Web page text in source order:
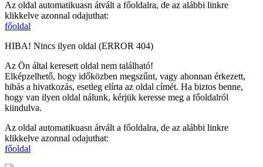
Az oldal automatikuasn átvált a főoldalra, de az alábbi linkre
klikkelve azonnal odajuthat:
főoldal
HIBA! Nincs ilyen oldal (ERROR 404)
Az Ön által keresett oldal nem található!
Elképzelhető, hogy időközben megszűnt, vagy ahonnan érkezett,
hibás a hivatkozás, esetleg elírta az oldal címét. Ha biztos benne,
hogy van ilyen oldal nálunk, kérjük keresse meg a főoldalról
kiindulva.
Az oldal automatikuasn átvált a főoldalra, de az alábbi linkre
klikkelve azonnal odajuthat:
főoldal